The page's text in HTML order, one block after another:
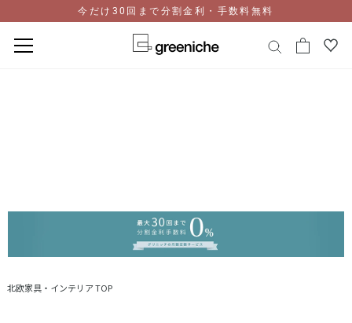
ッ
今だけ30回まで分割金利・手数料無料
北欧家具・インテリア TOP